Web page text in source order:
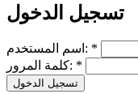
تسجيل الدخول
اسم المستخدم: *
كلمة المرور: *